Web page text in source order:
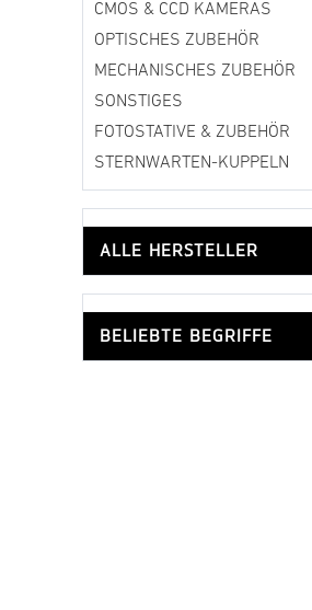
CMOS & CCD KAMERAS
OPTISCHES ZUBEHÖR
MECHANISCHES ZUBEHÖR
SONSTIGES
FOTOSTATIVE & ZUBEHÖR
STERNWARTEN-KUPPELN
ALLE HERSTELLER
BELIEBTE BEGRIFFE